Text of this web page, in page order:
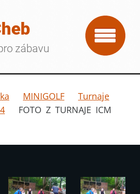
zábavu
MINIGOLF
Turnaje
FOTO Z TURNAJE ICM